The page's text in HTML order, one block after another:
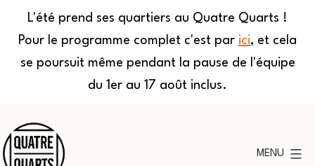
L'été prend ses quartiers au Quatre Quarts !
Pour le programme complet c'est par ici, et cela
se poursuit même pendant la pause de l'équipe
du 1er au 17 août inclus.
au
contenu
MENU